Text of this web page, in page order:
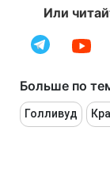
Или
Больше по
Голливуд